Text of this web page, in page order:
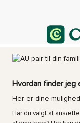
Hvordan finder jeg
Her er dine
Har du valgt at